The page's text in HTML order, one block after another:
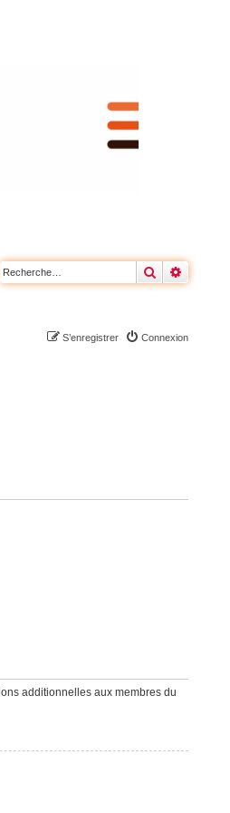
Rechercher
Connexion
S’enregistrer
additionnelles aux membres du